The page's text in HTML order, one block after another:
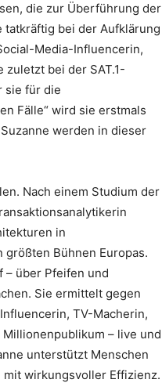
die zur Überführung der
bei der Aufklärung
Media-Influencerin,
bei der SAT.1-
sie für die
Fälle“ wird sie erstmals
werden in dieser
Nach einem Studium der
in
Bühnen Europas.
– über Pfeifen und
Sie ermittelt gegen
TV-Macherin,
– live und
unterstützt Menschen
wirkungsvoller Effizienz.